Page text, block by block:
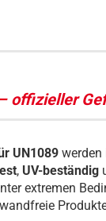
offizieller
UN1089
, UV-beständig
extremen